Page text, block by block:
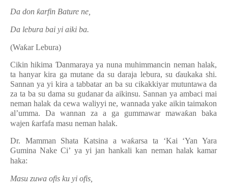
Da don ƙarfin Bature ne,
Da lebura bai yi aiki ba.
(Waƙar Lebura)
Cikin hikima Ɗanmaraya ya nuna muhimmancin neman halak,
ta hanyar kira ga mutane da su daraja lebura, su ɗaukaka shi.
Sannan ya yi kira a tabbatar an ba su cikakkiyar mutuntawa da
za ta ba su dama su gudanar da aikinsu. Sannan ya ambaci mai
neman halak da cewa waliyyi ne, wannada yake aikin taimakon
al’umma. Da wannan za a ga gummawar mawaƙan baka
wajen ƙarfafa masu neman halak.
Dr. Mamman Shata Katsina a waƙarsa ta ‘Kai ‘Yan Yara
Gumina Nake Ci’ ya yi jan hankali kan neman halak kamar
haka:
Masu zuwa ofis ku yi ofis,